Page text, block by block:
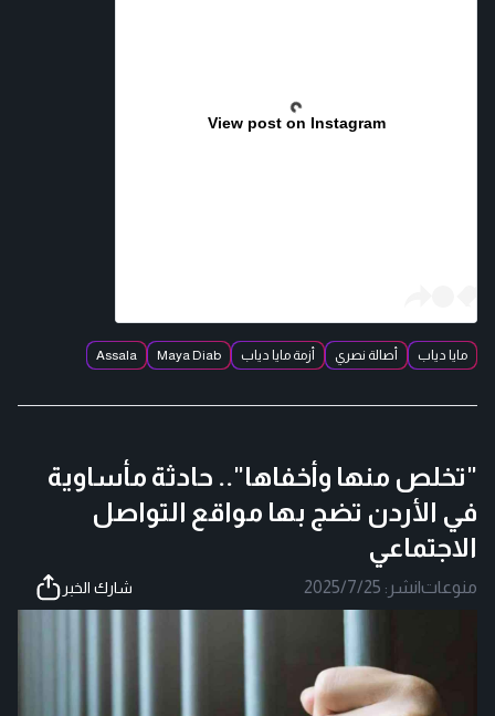
View post on Instagram
مايا دياب أصالة نصري أزمة مايا دياب Maya Diab
Assala
"تخلص منها وأخفاها".. حادثة مأساوية
في الأردن تضج بها مواقع التواصل
الاجتماعي
منوعات|نشر: 2025/7/25 شارك الخبر